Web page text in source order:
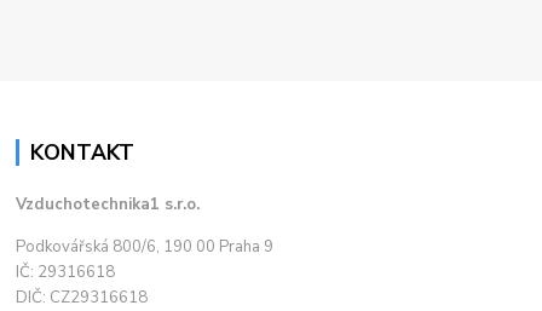
KONTAKT
Vzduchotechnika1 s.r.o.
Podkovářská 800/6, 190 00 Praha 9
IČ: 29316618
DIČ: CZ29316618